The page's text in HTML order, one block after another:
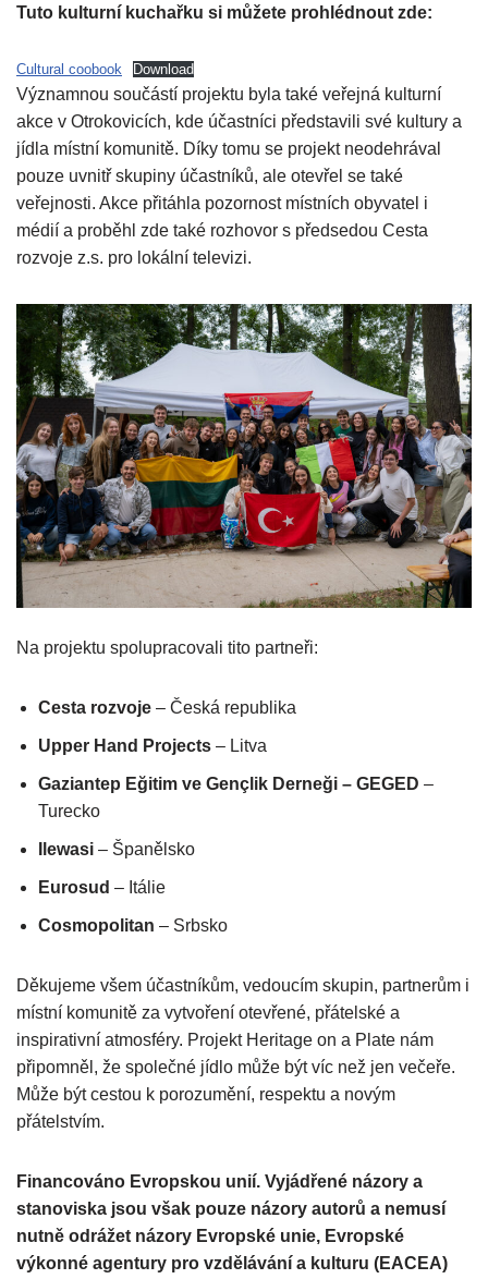
Tuto kulturní kuchařku si můžete prohlédnout zde:
Cultural coobook Download
Významnou součástí projektu byla také veřejná kulturní
akce v Otrokovicích, kde účastníci představili své kultury a
jídla místní komunitě. Díky tomu se projekt neodehrával
pouze uvnitř skupiny účastníků, ale otevřel se také
veřejnosti. Akce přitáhla pozornost místních obyvatel i
médií a proběhl zde také rozhovor s předsedou Cesta
rozvoje z.s. pro lokální televizi.
Na projektu spolupracovali tito partneři:
Cesta rozvoje – Česká republika
Upper Hand Projects – Litva
Gaziantep Eğitim ve Gençlik Derneği – GEGED –
Turecko
Ilewasi – Španělsko
Eurosud – Itálie
Cosmopolitan – Srbsko
Děkujeme všem účastníkům, vedoucím skupin, partnerům i
místní komunitě za vytvoření otevřené, přátelské a
inspirativní atmosféry. Projekt Heritage on a Plate nám
připomněl, že společné jídlo může být víc než jen večeře.
Může být cestou k porozumění, respektu a novým
přátelstvím.
Financováno Evropskou unií. Vyjádřené názory a
stanoviska jsou však pouze názory autorů a nemusí
nutně odrážet názory Evropské unie, Evropské
výkonné agentury pro vzdělávání a kulturu (EACEA)